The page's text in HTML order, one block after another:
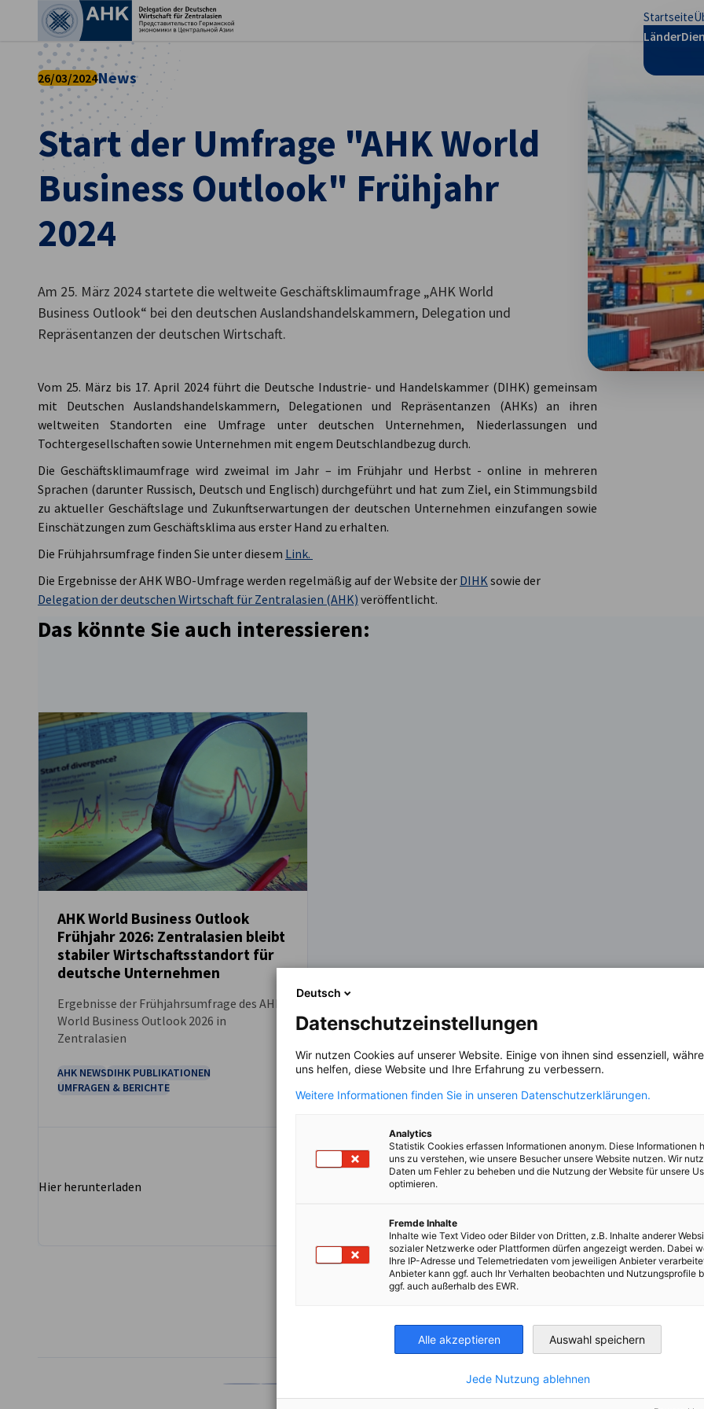
Startseite
Länder
Kazakhstan
Start der Umfrage "AHK World
Business Outlook" Frühjahr
2024
26/03/2024News
Am 25. März 2024 startete die weltweite Geschäftsklimaumfrage „AHK World
Business Outlook“ bei den deutschen Auslandshandelskammern, Delegation und
Repräsentanzen der deutschen Wirtschaft.
Vom 25. März bis 17. April 2024 führt die Deutsche Industrie- und Handelskammer (DIHK) gemeinsam
mit Deutschen Auslandshandelskammern, Delegationen und Repräsentanzen (AHKs) an ihren
weltweiten Standorten eine Umfrage unter deutschen Unternehmen, Niederlassungen und
Tochtergesellschaften sowie Unternehmen mit engem Deutschlandbezug durch.
Die Geschäftsklimaumfrage wird zweimal im Jahr – im Frühjahr und Herbst - online in mehreren
Sprachen (darunter Russisch, Deutsch und Englisch) durchgeführt und hat zum Ziel, ein Stimmungsbild
zu aktueller Geschäftslage und Zukunftserwartungen der deutschen Unternehmen einzufangen sowie
Einschätzungen zum Geschäftsklima aus erster Hand zu erhalten.
Die Frühjahrsumfrage finden Sie unter diesem Link.
Die Ergebnisse der AHK WBO-Umfrage werden regelmäßig auf der Website der DIHKsowie der
Delegation der deutschen Wirtschaft für Zentralasien (AHK) veröffentlicht.
Das könnte Sie auch interessieren:
DOWNLOAD
AHK World Business Outlook
Frühjahr 2026: Zentralasien bleibt
stabiler Wirtschaftsstandort für
deutsche Unternehmen
Ergebnisse der Frühjahrsumfrage des AHK
World Business Outlook 2026 in
Zentralasien
AHK NEWSDIHK PUBLIKATIONEN
UMFRAGEN & BERICHTE
Hier herunterladen
Deutsch
Datenschutzeinstellungen
Wir nutzen Cookies auf unserer Website. Einige von ihnen sind essenziell,
uns helfen, diese Website und Ihre Erfahrung zu verbessern.
Weitere Informationen finden Sie in unseren Datenschutzerklärungen.
Analytics
Statistik Cookies erfassen Informationen anonym. Diese Informationen
uns zu verstehen, wie unsere Besucher unsere Website nutzen. Wir
Daten um Fehler zu beheben und die Nutzung der Website für unsere
optimieren.
Fremde Inhalte
Inhalte wie Text Video oder Bilder von Dritten, z.B. Inhalte anderer
sozialer Netzwerke oder Plattformen dürfen angezeigt werden. Dabei
Ihre IP-Adresse und Telemetriedaten vom jeweiligen Anbieter
Anbieter kann ggf. auch Ihr Verhalten beobachten und Nutzungsprofile
ggf. auch außerhalb des EWR.
Alle akzeptieren Auswahl speichern
Jede Nutzung ablehnen